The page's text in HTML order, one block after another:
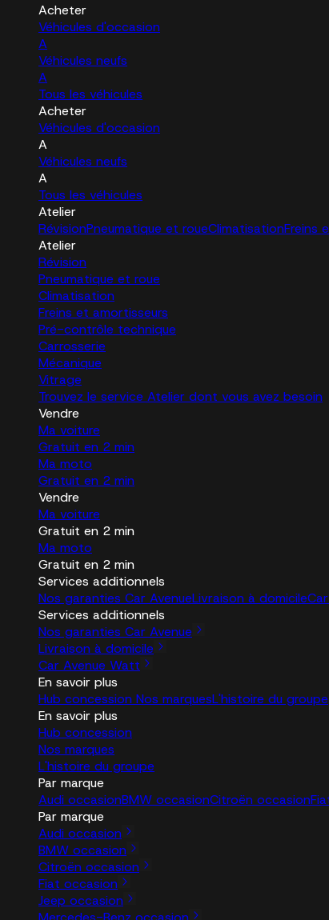
Acheter
Véhicules d'occasion
A
Véhicules neufs
A
Tous les véhicules
Acheter
Véhicules d'occasion
A
Véhicules neufs
A
Tous les véhicules
Atelier
RévisionPneumatique et roueClimatisationFreins
Atelier
Révision
Pneumatique et roue
Climatisation
Freins et amortisseurs
Pré-contrôle technique
Carrosserie
Mécanique
Vitrage
Trouvez le service Atelier dont vous avez besoin
Vendre
Ma voiture
Gratuit en 2 min
Ma moto
Gratuit en 2 min
Vendre
Ma voiture
Gratuit en 2 min
Ma moto
Gratuit en 2 min
Services additionnels
Nos garanties Car AvenueLivraison à domicile
Services additionnels
Nos garanties Car Avenue
Livraison à domicile
Car Avenue Watt
En savoir plus
Hub concession Nos marquesL'histoire du groupe
En savoir plus
Hub concession
Nos marques
L'histoire du groupe
Par marque
Audi occasionBMW occasionCitroën occasion
Par marque
Audi occasion
BMW occasion
Citroën occasion
Fiat occasion
Jeep occasion